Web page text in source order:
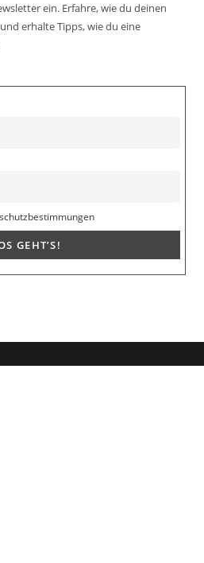
ein. Erfahre, wie du deinen
erhalte Tipps, wie du eine